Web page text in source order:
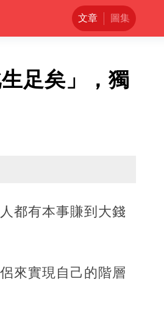
文章 圖集
足矣」，獨
都有本事賺到大錢
來實現自己的階層